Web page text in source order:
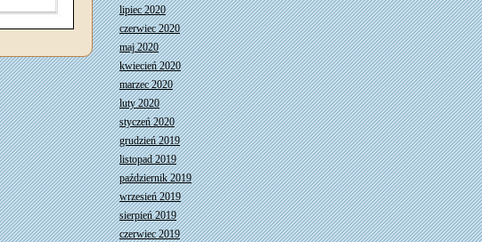
lipiec 2020
czerwiec 2020
maj 2020
kwiecień 2020
marzec 2020
luty 2020
styczeń 2020
grudzień 2019
listopad 2019
październik 2019
wrzesień 2019
sierpień 2019
czerwiec 2019